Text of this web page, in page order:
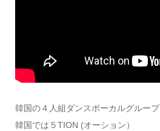
韓国の４人組ダンスボーカルグループ
韓国では５TION (オーション）